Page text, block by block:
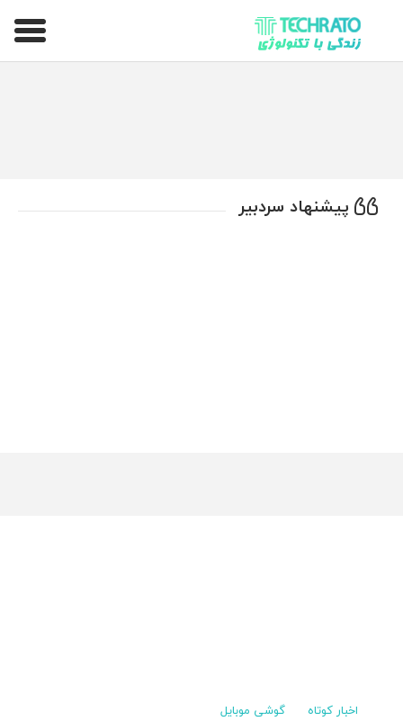
تکراتو – زندگی با تکنولوژی
پیشنهاد سردبیر
اخبار کوتاه گوشی موبایل